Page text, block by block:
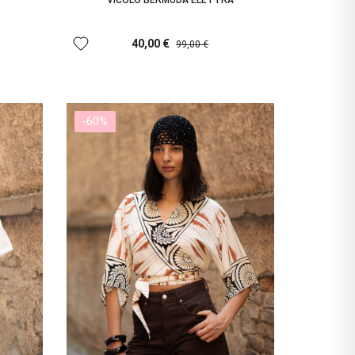
40,00 € 99,00 €
favorite
-60%